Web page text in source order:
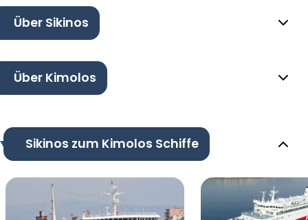
Über Sikinos
Über Kimolos
Sikinos zum Kimolos Schiffe